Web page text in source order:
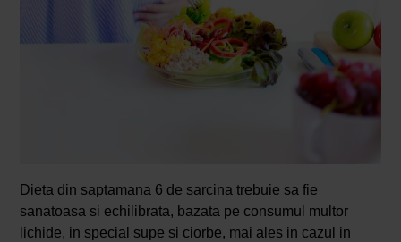
Dieta din saptamana 6 de sarcina trebuie sa fie
sanatoasa si echilibrata, bazata pe consumul multor
lichide, in special supe si ciorbe, mai ales in cazul in